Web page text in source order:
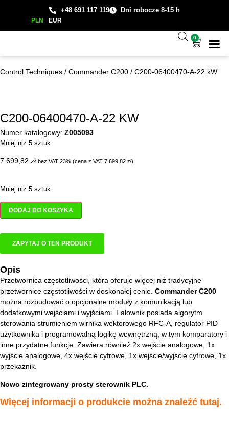
+48 691 117 119 Dni robocze 8-15 h
PLN EUR
0
Control Techniques / Commander C200 / C200-06400470-A-22 kW
C200-06400470-A-22 KW
Numer katalogowy: Z005093
Mniej niż 5 sztuk
7 699,82 zł bez VAT 23% (cena z VAT 7 699,82 zł)
Mniej niż 5 sztuk
DODAJ DO KOSZYKA
ZAPYTAJ O TEN PRODUKT
Opis
Przetwornica częstotliwości, która oferuje więcej niż tradycyjne
przetwornice częstotliwości w doskonałej cenie. Commander C200
można rozbudować o opcjonalne moduły z komunikacją lub
dodatkowymi wejściami i wyjściami. Falownik posiada algorytm
sterowania strumieniem wirnika wektorowego RFC-A, regulator PID
użytkownika i programowalną logikę wewnętrzną, w tym komparatory i
inne przydatne funkcje. Zawiera również 2x wejście analogowe, 1x
wyjście analogowe, 4x wejście cyfrowe, 1x wejście/wyjście cyfrowe, 1x
przekaźnik.
Nowo zintegrowany prosty sterownik PLC.
Więcej informacji o produkcie można znaleźć tutaj.